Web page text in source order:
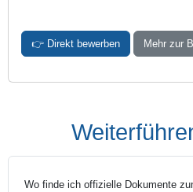
👉 Direkt bewerben Mehr zur
Wo finde ich offizielle Dokumente